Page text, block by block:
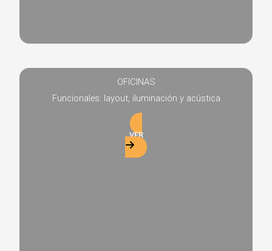
OFICINAS
Funcionales: layout, iluminación y acústica
VER